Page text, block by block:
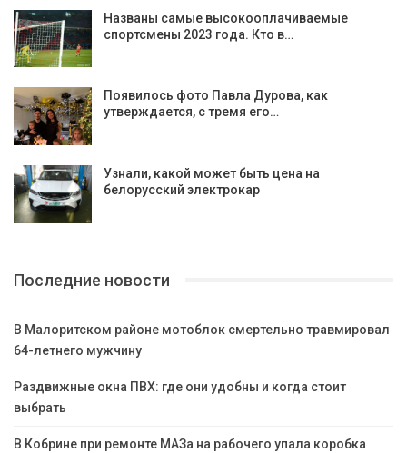
Названы самые высокооплачиваемые
спортсмены 2023 года. Кто в…
Появилось фото Павла Дурова, как
утверждается, с тремя его…
Узнали, какой может быть цена на
белорусский электрокар
Последние новости
В Малоритском районе мотоблок смертельно травмировал
64-летнего мужчину
Раздвижные окна ПВХ: где они удобны и когда стоит
выбрать
В Кобрине при ремонте МАЗа на рабочего упала коробка